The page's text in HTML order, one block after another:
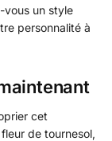
vous un style
personnalité à
cet
de tournesol,